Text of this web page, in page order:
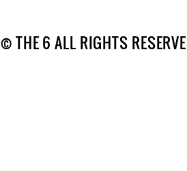
© THE 6 ALL RIGHTS